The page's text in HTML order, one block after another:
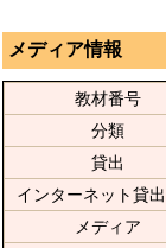
メディア情報
教材番号
分類
貸出
インターネット貸
メディア